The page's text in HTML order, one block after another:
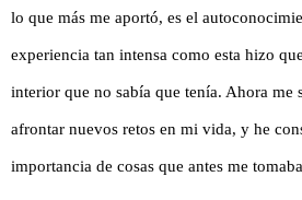
lo que más me aportó, es el
experiencia tan intensa como esta hizo
interior que no sabía que tenía. Ahora me
afrontar nuevos retos en mi vida, y he
importancia de cosas que antes me